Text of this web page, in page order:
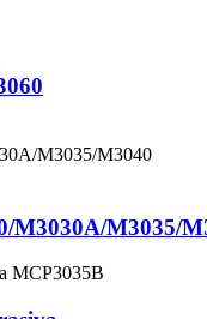
M3030A/M3035/